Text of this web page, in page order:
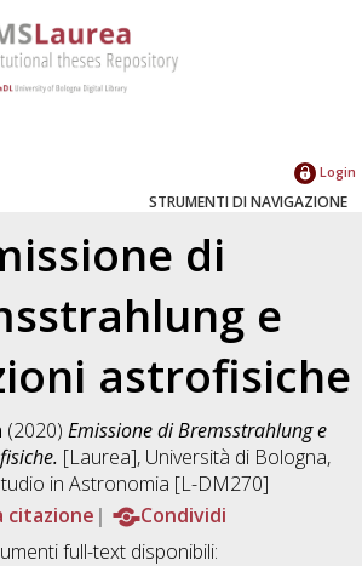
Login
STRUMENTI DI NAVIGAZIONE
di
e
astrofisiche
(2020) Emissione di Bremsstrahlung e
[Laurea], Università di Bologna,
in Astronomia [L-DM270]
citazione
Condividi
full-text disponibili: